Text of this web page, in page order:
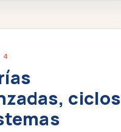
4
ciclos